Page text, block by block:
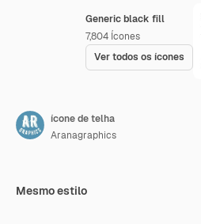
Generic black fill
7,804 Ícones
Ver todos os ícones
ícone de telha
Aranagraphics
Mesmo estilo